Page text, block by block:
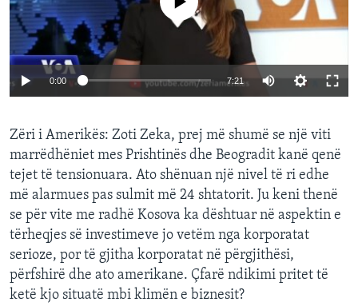
0:00 7:21
Zëri i Amerikës: Zoti Zeka, prej më shumë se një viti
marrëdhëniet mes Prishtinës dhe Beogradit kanë qenë
tejet të tensionuara. Ato shënuan një nivel të ri edhe
më alarmues pas sulmit më 24 shtatorit. Ju keni thenë
se për vite me radhë Kosova ka dështuar në aspektin e
tërheqjes së investimeve jo vetëm nga korporatat
serioze, por të gjitha korporatat në përgjithësi,
përfshirë dhe ato amerikane. Çfarë ndikimi pritet të
ketë kjo situatë mbi klimën e biznesit?